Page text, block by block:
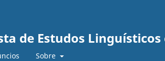
de Estudos
Sobre